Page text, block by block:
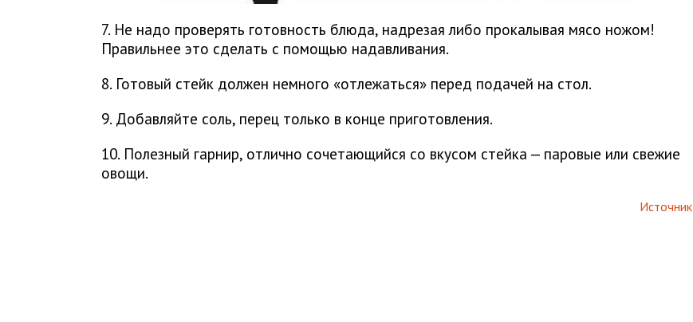
7. Не надо проверять готовность блюда, надрезая либо прокалывая мясо ножом!
Правильнее это сделать с помощью надавливания.
8. Готовый стейк должен немного «отлежаться» перед подачей на стол.
9. Добавляйте соль, перец только в конце приготовления.
10. Полезный гарнир, отлично сочетающийся со вкусом стейка — паровые или свежие
овощи.
Источник